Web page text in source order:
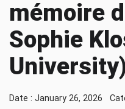
mémoire
Sophie
University)
Date : January 26, 2026